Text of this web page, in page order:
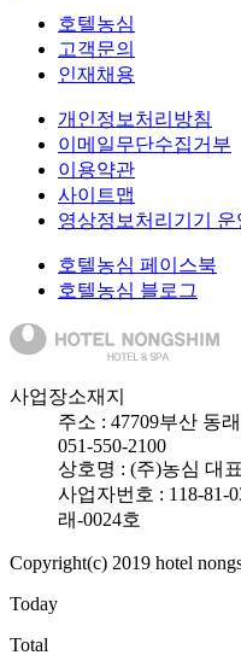
호텔농심
고객문의
인재채용
개인정보처리방침
이메일무단수집거부
이용약관
사이트맵
영상정보처리기기 운
호텔농심 페이스북
호텔농심 블로그
사업장소재지
주소 : 47709부산 동
051-550-2100
상호명 : (주)농심 대
사업자번호 : 118-81-
래-0024호
Copyright(c) 2019 hotel
Today
Total